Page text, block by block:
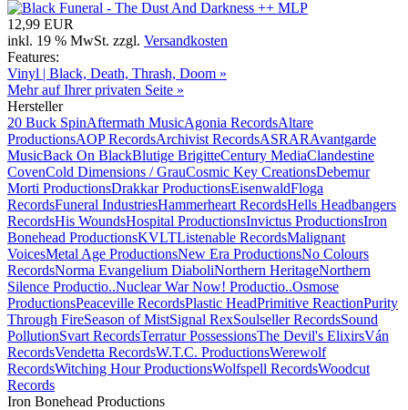
12,99 EUR
inkl. 19 % MwSt. zzgl. Versandkosten
Features:
Vinyl | Black, Death, Thrash, Doom »
Mehr auf Ihrer privaten Seite »
Hersteller
20 Buck SpinAftermath MusicAgonia RecordsAltare
ProductionsAOP RecordsArchivist RecordsASRARAvantgarde
MusicBack On BlackBlutige BrigitteCentury MediaClandestine
CovenCold Dimensions / GrauCosmic Key CreationsDebemur
Morti ProductionsDrakkar ProductionsEisenwaldFloga
RecordsFuneral IndustriesHammerheart RecordsHells Headbangers
RecordsHis WoundsHospital ProductionsInvictus ProductionsIron
Bonehead ProductionsKVLTListenable RecordsMalignant
VoicesMetal Age ProductionsNew Era ProductionsNo Colours
RecordsNorma Evangelium DiaboliNorthern HeritageNorthern
Silence Productio..Nuclear War Now! Productio..Osmose
ProductionsPeaceville RecordsPlastic HeadPrimitive ReactionPurity
Through FireSeason of MistSignal RexSoulseller RecordsSound
PollutionSvart RecordsTerratur PossessionsThe Devil's ElixirsVán
RecordsVendetta RecordsW.T.C. ProductionsWerewolf
RecordsWitching Hour ProductionsWolfspell RecordsWoodcut
Records
Iron Bonehead Productions